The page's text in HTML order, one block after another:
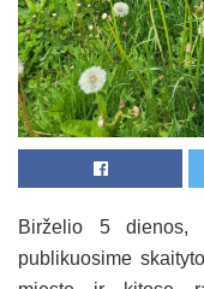
Birželio 5 dienos,
publikuosime